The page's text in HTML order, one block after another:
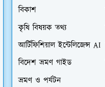
বিকাশ
কৃষি বিষয়ক তথ্য
আর্টিফিশিয়াল ইন্টেলিজেন্স AI
বিদেশ ভ্রমণ গাইড
ভ্রমণ ও পর্যটন